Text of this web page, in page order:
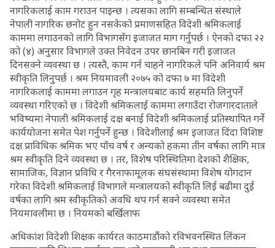
नागरिकलाई काम गराउन पाइन्छ । त्यसका लागि सम्बन्धित संस्थाले
नेपाली नागरिक छनोट हुन नसकेको प्रमाणसहित विदेशी श्रमिकलाई
काममा लगाउनको लागि विभागसँग इजाजत माग गर्नुपर्छ । ऐनको दफा २२
को (४) अनुसार विभागले उक्त निवेदन उपर छानबिन गरी इजाजत
दिनसक्ने व्यवस्था छ । त्यस्तै, काम गर्न चाहने नागरिकले पनि अनिवार्य श्रम
स्वीकृति लिनुपर्छ । श्रम नियमावली २०७५ को दफा ७ मा विदेशी
नागरिकलाई काममा लगाउन गृह मन्त्रालयबाट कार्य सहमति लिनुपर्ने
व्यवस्था गरिएको छ । विदेशी श्रमिकलाई काममा लगाउँदा रोजगारदाताले
भविष्यमा नेपाली श्रमिकलाई दक्ष बनाई विदेशी श्रमिकलाई प्रतिस्थापित गर्ने
कार्ययोजना समेत पेश गर्नुपर्ने हुन्छ । विदेशीलाई श्रम इजाजत दिंदा विशिष्ट
दक्ष प्राविधिक श्रमिक भए पाँच वर्ष र अन्यको हकमा तीन वर्षका लागि मात्र
श्रम स्वीकृति दिने व्यवस्था छ । तर, विशेष परिस्थितिमा देशको शैक्षिक,
सामाजिक, विज्ञान प्रविधि र गैरनाफामूलक संघसंस्थामा विशेष योगदान
गरेका विदेशी श्रमिकलाई विभागले मन्त्रालयको स्वीकृति लिई बढीमा दुई
वर्षका लागि श्रम स्वीकृतिको अवधि थप गर्न सक्ने व्यवस्था समेत
नियमावलीमा छ । नियमको बर्खिलाफ
अधिकांश विदेशी शिक्षक कार्यरत काठमाडाैंको रविभवनस्थित लिंकन